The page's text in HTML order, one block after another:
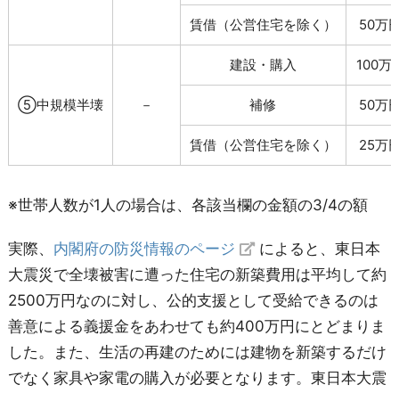
賃借（公営住宅を除く） 50万
⑤中規模半壊 －
建設・購入 100万
補修 50万
賃借（公営住宅を除く） 25万
※世帯人数が1人の場合は、各該当欄の金額の3/4の額
実際、 内閣府の防災情報のページ
によると、東日本
大震災で全壊被害に遭った住宅の新築費用は平均して約
2500万円なのに対し、公的支援として受給できるのは
善意による義援金をあわせても約400万円にとどまりま
した。また、生活の再建のためには建物を新築するだけ
でなく家具や家電の購入が必要となります。東日本大震